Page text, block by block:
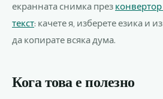
екранната снимка през
текст: качете я, изберете езика и
да копирате всяка дума.
Кога това е полезно